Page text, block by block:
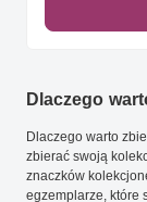
Dlaczego
Dlaczego warto
zbierać swoją
znaczków
egzemplarze, które